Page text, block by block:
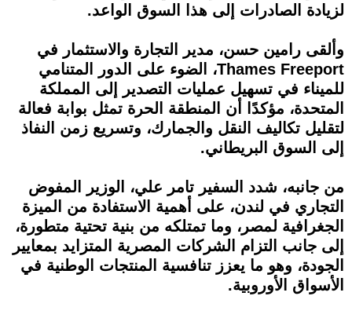
لزيادة الصادرات إلى هذا السوق الواعد.
وألقى رامين حسن، مدير التجارة والاستثمار في
Thames Freeport، الضوء على الدور المتنامي
للميناء في تسهيل عمليات التصدير إلى المملكة
المتحدة، مؤكدًا أن المنطقة الحرة تمثل بوابة فعالة
لتقليل تكاليف النقل والجمارك، وتسريع زمن النفاذ
إلى السوق البريطاني.
من جانبه، شدد السفير تامر علي، الوزير المفوض
التجاري في لندن، على أهمية الاستفادة من الميزة
الجغرافية لمصر، وما تمتلكه من بنية تحتية متطورة،
إلى جانب التزام الشركات المصرية المتزايد بمعايير
الجودة، وهو ما يعزز تنافسية المنتجات الوطنية في
الأسواق الأوروبية.